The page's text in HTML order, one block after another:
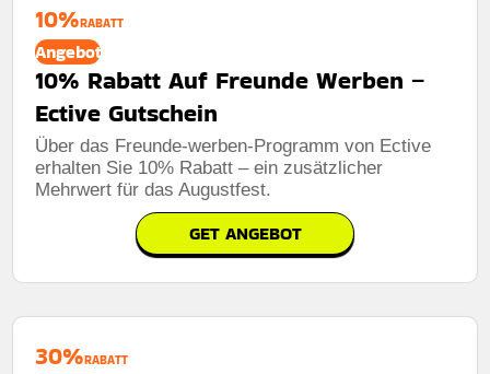
10%RABATT
Angebot
10% Rabatt Auf Freunde Werben –
Ective Gutschein
Über das Freunde-werben-Programm von Ective
erhalten Sie 10% Rabatt – ein zusätzlicher
Mehrwert für das Augustfest.
GET ANGEBOT
30%RABATT